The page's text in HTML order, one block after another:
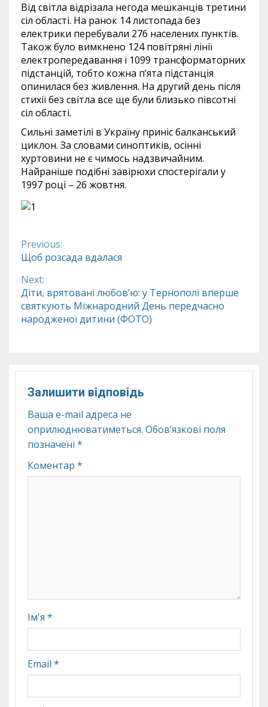
Від світла відрізала негода мешканців третини
сіл області. На ранок 14 листопада без
електрики перебували 276 населених пунктів.
Також було вимкнено 124 повітряні лінії
електропередавання і 1099 трансформаторних
підстанцій, тобто кожна п’ята підстанція
опинилася без живлення. На другий день після
стихії без світла все ще були близько півсотні
сіл області.
Сильні заметілі в Україну приніс балканський
циклон. За словами синоптиків, осінні
хуртовини не є чимось надзвичайним.
Найраніше подібні завірюхи спостерігали у
1997 році – 26 жовтня.
Continue
Reading
Previous:
Щоб розсада вдалася
Next:
Діти, врятовані любов’ю: у Тернополі вперше
святкують Міжнародний День передчасно
народженої дитини (ФОТО)
Залишити відповідь
Ваша e-mail адреса не
оприлюднюватиметься. Обов’язкові поля
позначені *
Коментар *
Ім'я *
Email *